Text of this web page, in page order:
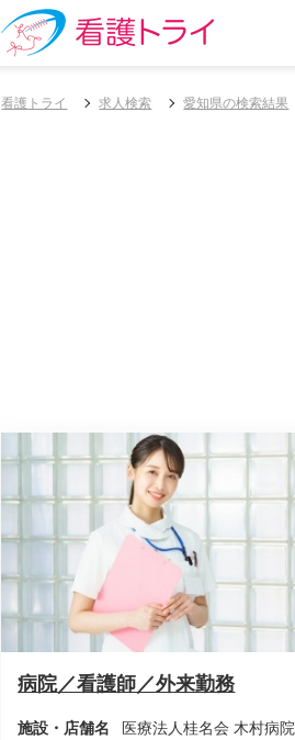
看護トライ 求人検索 愛知県の検索結果
病院／看護師／外来勤務
施設・店舗名
医療法人桂名会 木村病院